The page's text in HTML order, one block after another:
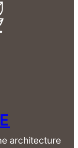
architecture